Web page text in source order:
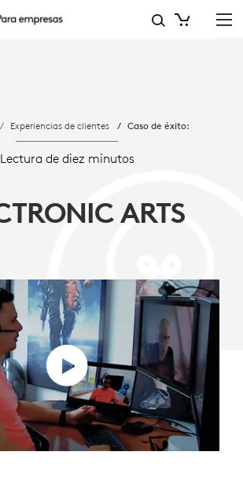
Experiencias de clientes Caso de éxito:
Lectura de diez minutos
ARTS